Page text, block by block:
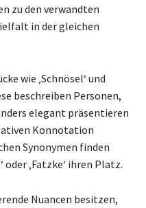
zu den verwandten
in der gleichen
wie ‚Schnösel‘ und
beschreiben Personen,
elegant präsentieren
Konnotation
Synonymen finden
oder ‚Fatzke‘ ihren Platz.
Nuancen besitzen,